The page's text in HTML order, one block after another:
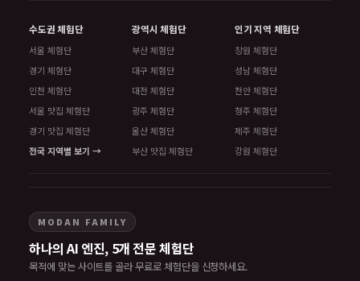
수도권 체험단
서울 체험단
경기 체험단
인천 체험단
서울 맛집 체험단
경기 맛집 체험단
전국 지역별 보기 →
광역시 체험단
부산 체험단
대구 체험단
대전 체험단
광주 체험단
울산 체험단
부산 맛집 체험단
인기 지역 체험단
창원 체험단
성남 체험단
천안 체험단
청주 체험단
제주 체험단
강원 체험단
MODAN FAMILY
하나의 AI 엔진, 5개 전문 체험단
목적에 맞는 사이트를 골라 무료로 체험단을 신청하세요.